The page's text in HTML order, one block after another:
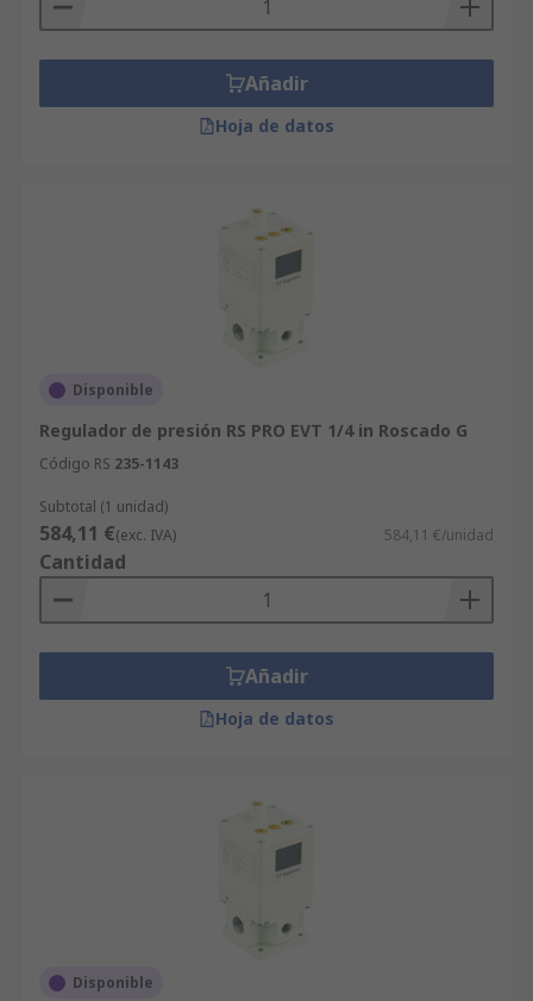
Añadir
Hoja de datos
Disponible
Regulador de presión RS PRO EVT 1/4 in Roscado G
Código RS 235-1143
Subtotal (1 unidad)
584,11 €(exc. IVA) 584,11 €/unidad
Cantidad
Añadir
Hoja de datos
Disponible